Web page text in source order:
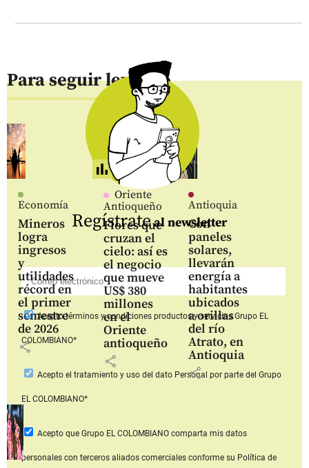
Para seguir leyendo
Economía
Mineros
logra
ingresos
y
utilidades
récord en
el primer
semestre
de 2026
share
Oriente
Antioqueño
Flores que
cruzan el
cielo: así es
el negocio
que mueve
US$ 380
millones
en el
Oriente
antioqueño
share
Antioquia
Con
paneles
solares,
llevarán
energía a
habitantes
ubicados
a orillas
del río
Atrato, en
Antioquia
share
Regístrateal newsletter
Aceptotérminos y condiciones productos y serviciosGrupo EL
COLOMBIANO*
Acepto el tratamiento y uso del dato Personal por parte del Grupo
EL COLOMBIANO*
Acepto que Grupo EL COLOMBIANOcomparta mis datos
personales con terceros aliados comerciales conforme su Política de